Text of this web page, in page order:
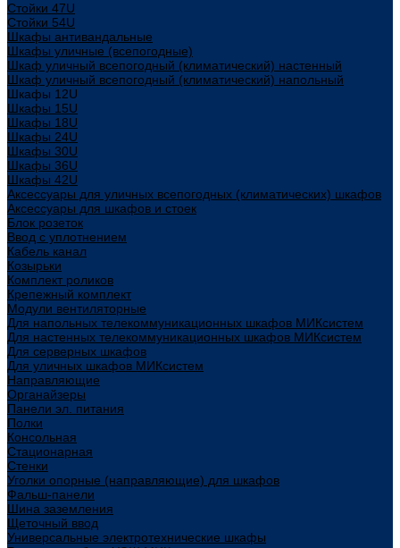
Стойки 47U
Стойки 54U
Шкафы антивандальные
Шкафы уличные (всепогодные)
Шкаф уличный всепогодный (климатический) настенный
Шкаф уличный всепогодный (климатический) напольный
Шкафы 12U
Шкафы 15U
Шкафы 18U
Шкафы 24U
Шкафы 30U
Шкафы 36U
Шкафы 42U
Аксессуары для уличных всепогодных (климатических) шкафов
Аксессуары для шкафов и стоек
Блок розеток
Ввод с уплотнением
Кабель канал
Козырьки
Комплект роликов
Крепежный комплект
Модули вентиляторные
Для напольных телекоммуникационных шкафов МИКсистем
Для настенных телекоммуникационных шкафов МИКсистем
Для серверных шкафов
Для уличных шкафов МИКсистем
Направляющие
Органайзеры
Панели эл. питания
Полки
Консольная
Стационарная
Стенки
Уголки опорные (направляющие) для шкафов
Фальш-панели
Шина заземления
Щеточный ввод
Универсальные электротехнические шкафы